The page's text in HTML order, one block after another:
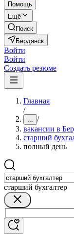
Помощь
Ещё
Поиск
Бердянск
Войти
Войти
Создать резюме
Главная
/
... /
вакансии в
старший
полный день
старший бухгалтер